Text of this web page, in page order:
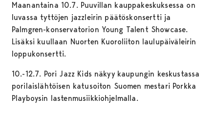
Maanantaina 10.7. Puuvillan kauppakeskuksessa on
luvassa tyttöjen jazzleirin päätöskonsertti ja
Palmgren-konservatorion Young Talent Showcase.
Lisäksi kuullaan Nuorten Kuoroliiton laulupäiväleirin
loppukonsertti.
10.-12.7. Pori Jazz Kids näkyy kaupungin keskustassa
porilaislähtöisen katusoiton Suomen mestari Porkka
Playboysin lastenmusiikkiohjelmalla.